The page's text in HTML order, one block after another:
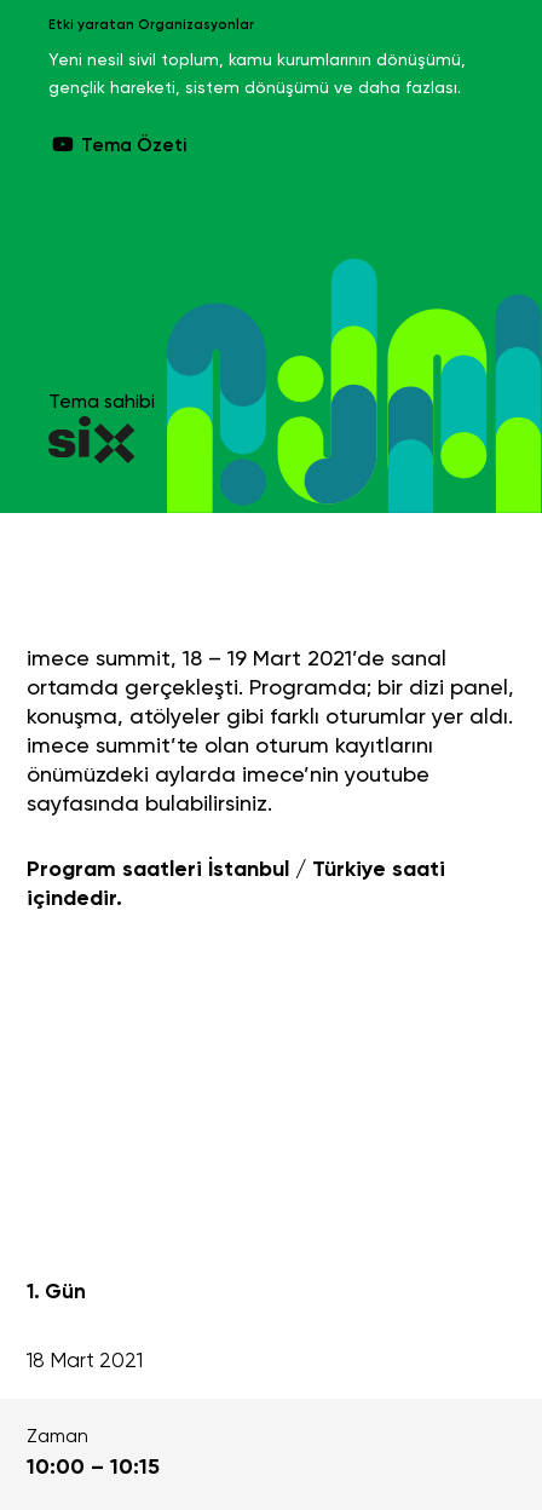
Etki yaratan Organizasyonlar
Yeni nesil sivil toplum, kamu kurumlarının dönüşümü,
gençlik hareketi, sistem dönüşümü ve daha fazlası.
Tema Özeti
Tema sahibi
imece summit, 18 – 19 Mart 2021’de sanal
ortamda gerçekleşti. Programda; bir dizi panel,
konuşma, atölyeler gibi farklı oturumlar yer aldı.
imece summit’te olan oturum kayıtlarını
önümüzdeki aylarda imece’nin youtube
sayfasında bulabilirsiniz.
Program saatleri İstanbul / Türkiye saati
içindedir.
1. Gün
18 Mart 2021
Zaman
10:00 – 10:15